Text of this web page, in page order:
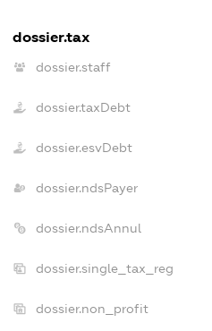
dossier.tax
dossier.staff
dossier.taxDebt
dossier.esvDebt
dossier.ndsPayer
dossier.ndsAnnul
dossier.single_tax_reg
dossier.non_profit